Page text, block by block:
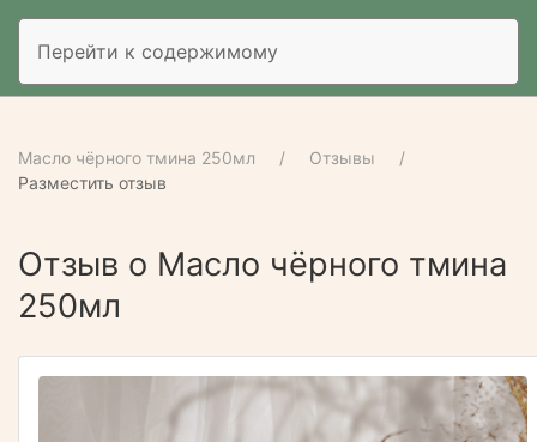
Перейти к содержимому
Масло чёрного тмина 250мл
Отзывы
Разместить отзыв
Отзыв о Масло чёрного тмина
250мл